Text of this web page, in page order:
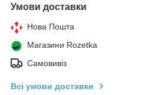
Умови доставки
Нова Пошта
Магазини Rozetka
Самовивіз
Всі умови доставки